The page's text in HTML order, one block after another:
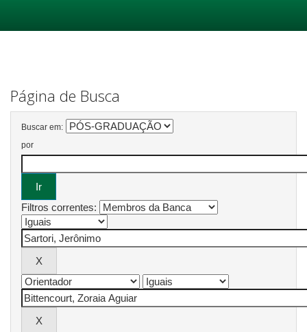
Página de Busca
Buscar em:
por
Filtros correntes: